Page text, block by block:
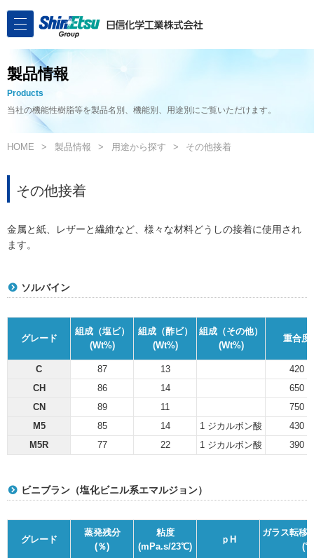
製品情報
Products
当社の機能性樹脂等を製品名別、機能別、用途別にご覧いただけます。
HOME 製品情報 用途から探す その他接着
その他接着
金属と紙、レザーと繊維など、様々な材料どうしの接着に使用され
ます。
ソルバイン
グレード
組成（塩ビ）
(Wt%)
組成（酢ビ）
(Wt%)
組成（その他）
(Wt%)
重合度
C 87 13
420
CH
86 14
650
CN
89 11
750
M5
85 14 1 ジカルボン酸
430
M5R
77 22 1 ジカルボン酸 390
ビニブラン（塩化ビニル系エマルジョン）
グレード
蒸発残分
(％)
粘度
(mPa.s/23℃)
ｐH
ガラス転移